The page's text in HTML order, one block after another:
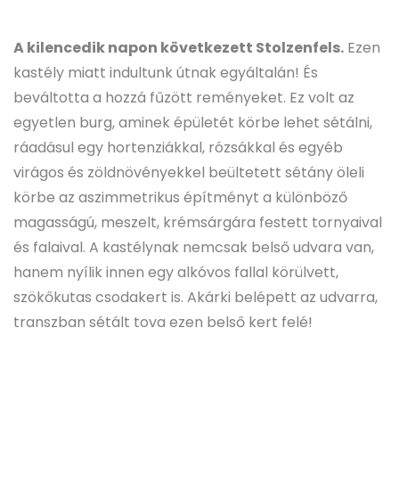
A kilencedik napon következett Stolzenfels. Ezen
kastély miatt indultunk útnak egyáltalán! És
beváltotta a hozzá fűzött reményeket. Ez volt az
egyetlen burg, aminek épületét körbe lehet sétálni,
ráadásul egy hortenziákkal, rózsákkal és egyéb
virágos és zöldnövényekkel beültetett sétány öleli
körbe az aszimmetrikus építményt a különböző
magasságú, meszelt, krémsárgára festett tornyaival
és falaival. A kastélynak nemcsak belső udvara van,
hanem nyílik innen egy alkóvos fallal körülvett,
szökőkutas csodakert is. Akárki belépett az udvarra,
transzban sétált tova ezen belső kert felé!